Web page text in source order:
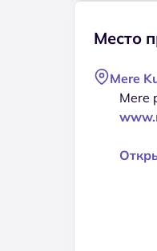
Место
Mere
Mere